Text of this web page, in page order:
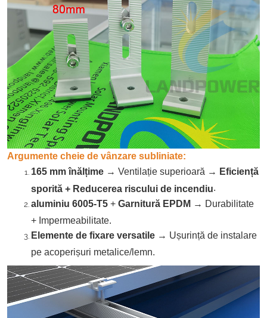
Argumente cheie de vânzare subliniate:
165 mm înălțime → Ventilație superioară → Eficiență
sporită + Reducerea riscului de incendiu.
aluminiu 6005-T5 + Garnitură EPDM → Durabilitate
+ Impermeabilitate.
Elemente de fixare versatile → Ușurință de instalare
pe acoperișuri metalice/lemn.